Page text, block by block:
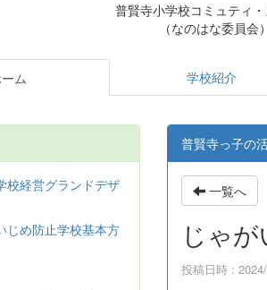
普賢寺小学校コミュティ
（なのはな委員会）
ム 学校紹介
普賢寺っ子の
一覧へ
じゃ
投稿日時 :
校経営グランドデザ
じめ防止学校基本方